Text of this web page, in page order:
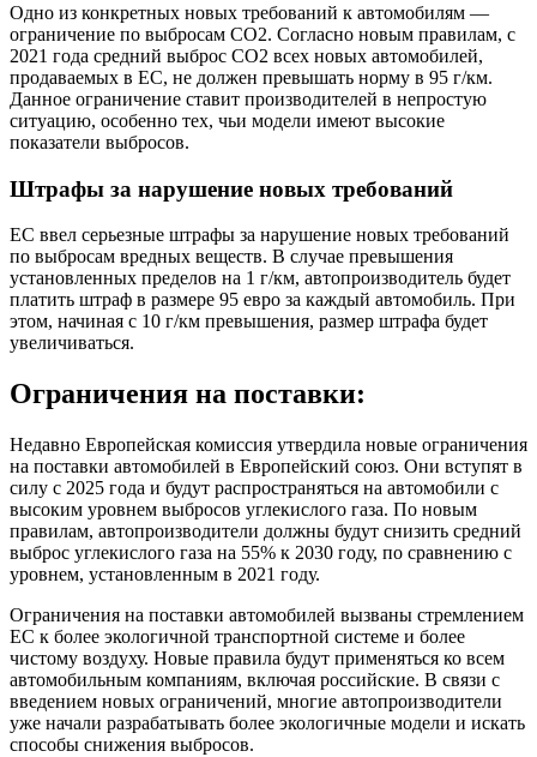
Одно из конкретных новых требований к автомобилям —
ограничение по выбросам CO2. Согласно новым правилам, с
2021 года средний выброс CO2 всех новых автомобилей,
продаваемых в ЕС, не должен превышать норму в 95 г/км.
Данное ограничение ставит производителей в непростую
ситуацию, особенно тех, чьи модели имеют высокие
показатели выбросов.
Штрафы за нарушение новых требований
ЕС ввел серьезные штрафы за нарушение новых требований
по выбросам вредных веществ. В случае превышения
установленных пределов на 1 г/км, автопроизводитель будет
платить штраф в размере 95 евро за каждый автомобиль. При
этом, начиная с 10 г/км превышения, размер штрафа будет
увеличиваться.
Ограничения на поставки:
Недавно Европейская комиссия утвердила новые ограничения
на поставки автомобилей в Европейский союз. Они вступят в
силу с 2025 года и будут распространяться на автомобили с
высоким уровнем выбросов углекислого газа. По новым
правилам, автопроизводители должны будут снизить средний
выброс углекислого газа на 55% к 2030 году, по сравнению с
уровнем, установленным в 2021 году.
Ограничения на поставки автомобилей вызваны стремлением
ЕС к более экологичной транспортной системе и более
чистому воздуху. Новые правила будут применяться ко всем
автомобильным компаниям, включая российские. В связи с
введением новых ограничений, многие автопроизводители
уже начали разрабатывать более экологичные модели и искать
способы снижения выбросов.